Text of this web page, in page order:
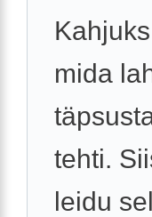
mida
tehti.
leidu